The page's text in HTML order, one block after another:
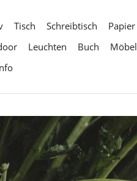
Tisch Schreibtisch Papier
Leuchten Buch Möbel